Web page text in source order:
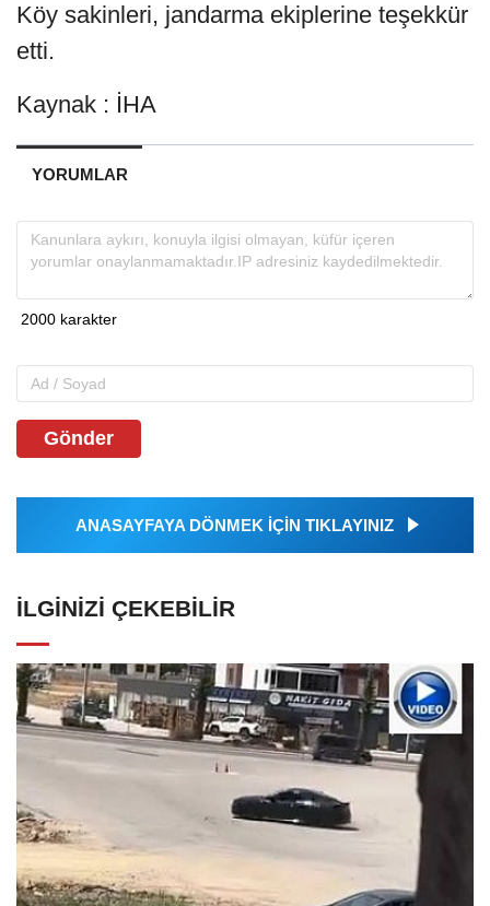
Köy sakinleri, jandarma ekiplerine teşekkür
etti.
Kaynak : İHA
YORUMLAR
Gönder
ANASAYFAYA DÖNMEK İÇİN TIKLAYINIZ
İLGINIZI ÇEKEBILIR